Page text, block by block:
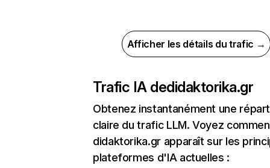
Afficher les détails du trafic →
Trafic IA dedidaktorika.gr
Obtenez instantanément une
claire du trafic LLM. Voyez
didaktorika.gr apparaît sur les
plateformes d'IA actuelles :